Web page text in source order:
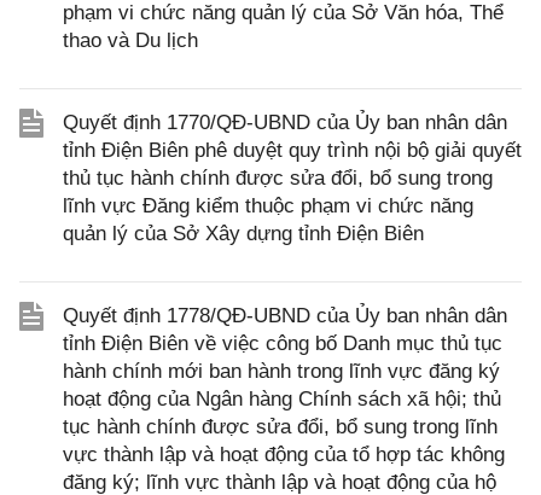
phạm vi chức năng quản lý của Sở Văn hóa, Thể
thao và Du lịch
Quyết định 1770/QĐ-UBND của Ủy ban nhân dân
tỉnh Điện Biên phê duyệt quy trình nội bộ giải quyết
thủ tục hành chính được sửa đổi, bổ sung trong
lĩnh vực Đăng kiểm thuộc phạm vi chức năng
quản lý của Sở Xây dựng tỉnh Điện Biên
Quyết định 1778/QĐ-UBND của Ủy ban nhân dân
tỉnh Điện Biên về việc công bố Danh mục thủ tục
hành chính mới ban hành trong lĩnh vực đăng ký
hoạt động của Ngân hàng Chính sách xã hội; thủ
tục hành chính được sửa đổi, bổ sung trong lĩnh
vực thành lập và hoạt động của tổ hợp tác không
đăng ký; lĩnh vực thành lập và hoạt động của hộ